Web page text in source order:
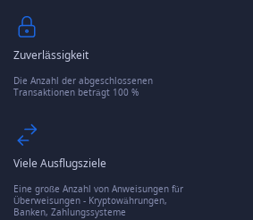
Zuverlässigkeit
Die Anzahl der abgeschlossenen
Transaktionen beträgt 100 %
Viele Ausflugsziele
Eine große Anzahl von Anweisungen für
Überweisungen - Kryptowährungen,
Banken, Zahlungssysteme